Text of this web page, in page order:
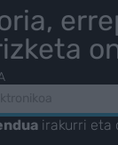
irakurri eta